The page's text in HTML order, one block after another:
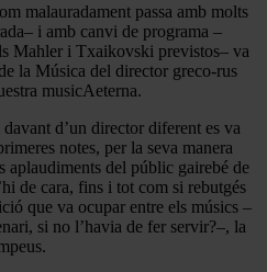
malauradament passa amb molts
i amb canvi de programa –
Mahler i Txaikovski previstos– va
la Música del director greco-rus
musicAeterna.
d’un director diferent es va
notes, per la seva manera
aplaudiments del públic gairebé de
de cara, fins i tot com si rebutgés
que va ocupar entre els músics –
si no l’havia de fer servir?–, la